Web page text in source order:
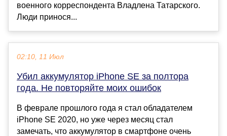
военного корреспондента Владлена Татарского.
Люди принося...
02:10, 11 Июл
Убил аккумулятор iPhone SE за полтора
года. Не повторяйте моих ошибок
В феврале прошлого года я стал обладателем
iPhone SE 2020, но уже через месяц стал
замечать, что аккумулятор в смартфоне очень